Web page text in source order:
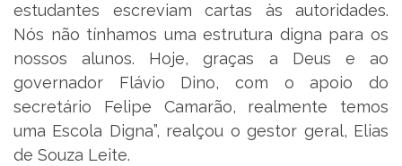
estudantes escreviam cartas às autoridades.
Nós não tínhamos uma estrutura digna para os
nossos alunos. Hoje, graças a Deus e ao
governador Flávio Dino, com o apoio do
secretário Felipe Camarão, realmente temos
uma Escola Digna”, realçou o gestor geral, Elias
de Souza Leite.